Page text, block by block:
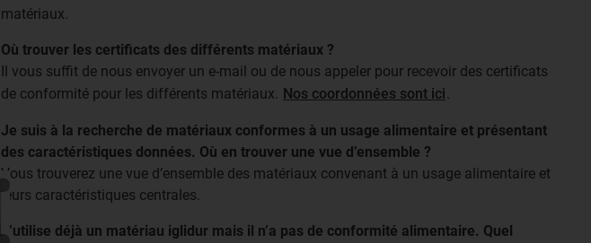
matériaux.
Où trouver les certificats des différents matériaux ?
Il vous suffit de nous envoyer un e-mail ou de nous appeler pour recevoir des certificats
de conformité pour les différents matériaux. Nos coordonnées sont ici.
Je suis à la recherche de matériaux conformes à un usage alimentaire et présentant
des caractéristiques données. Où en trouver une vue d’ensemble ?
Vous trouverez une vue d’ensemble des matériaux convenant à un usage alimentaire et
leurs caractéristiques centrales.
J’utilise déjà un matériau iglidur mais il n’a pas de conformité alimentaire. Quel